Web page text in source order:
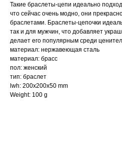
Такие браслеты-цепи идеально
что сейчас очень модно, они
браслетами. Браслеты-цепочки
так и для мужчин, что добавляет
делает его популярным среди
материал: нержавеющая сталь
материал: брасс
пол: женский
тип: браслет
lwh: 200x200x50 mm
Weight: 100 g